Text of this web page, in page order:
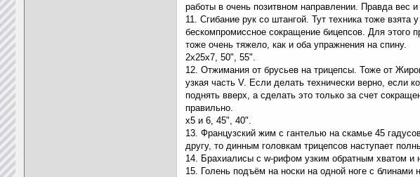
работы в очень позитвном направлении. Правда вес
11. Сгибание рук со штангой. Тут техника тоже
бескомпромиссное сокращение бицепсов. Для этого
тоже очень тяжело, как и оба упражнения на спину.
2х25х7, 50", 55".
12. Отжимания от брусьев на трицепсы. Тоже от
узкая часть V. Если делать технически верно, если
поднять вверх, а сделать это только за счет
правильно.
х5 и 6, 45", 40".
13. Французский жим с гантелью на скамье 45
другу, то динным головкам трицепсов наступает
14. Брахиалисы с w-рифом узким обратным хватом и
15. Голень подъём на носки на одной ноге с